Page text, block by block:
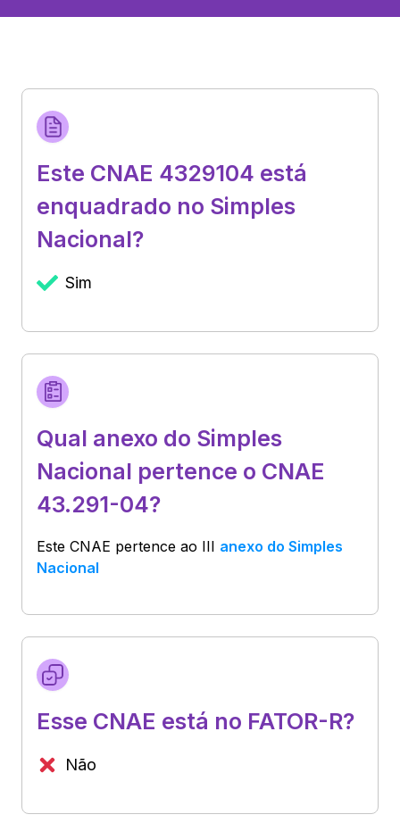
Este CNAE 4329104 está
enquadrado no Simples
Nacional?
Sim
Qual anexo do Simples
Nacional pertence o CNAE
43.291-04?
Este CNAE pertence ao III anexo do Simples
Nacional
Esse CNAE está no FATOR-R?
Não